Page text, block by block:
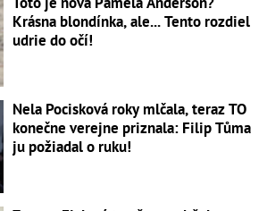
Krásna blondínka, ale... Tento rozdiel
udrie do očí!
Nela Pocisková roky mlčala, teraz TO
konečne verejne priznala: Filip Tůma
ju požiadal o ruku!